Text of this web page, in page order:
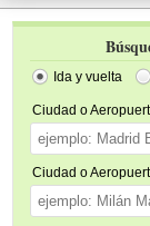
Ida y vuelta
Ciudad o
Ciudad o